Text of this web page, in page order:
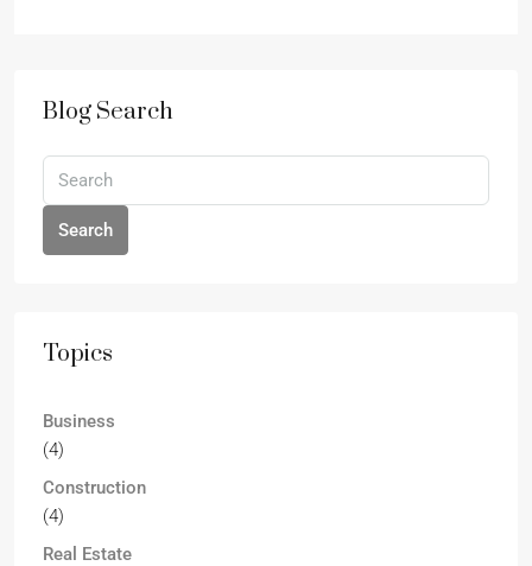
Blog Search
Search
Topics
Business
(4)
Construction
(4)
Real Estate